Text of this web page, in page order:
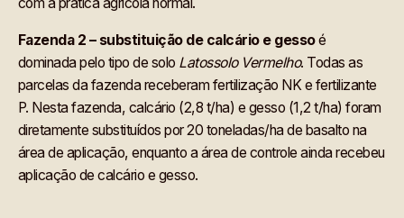
com a prática agrícola normal.
Fazenda 2 – substituição de calcário e gessoé
dominada pelo tipo de solo Latossolo Vermelho. Todas as
parcelas da fazenda receberam fertilização NK e fertilizante
P. Nesta fazenda, calcário (2,8 t/ha) e gesso (1,2 t/ha) foram
diretamente substituídos por 20 toneladas/ha de basalto na
área de aplicação, enquanto a área de controle ainda recebeu
aplicação de calcário e gesso.